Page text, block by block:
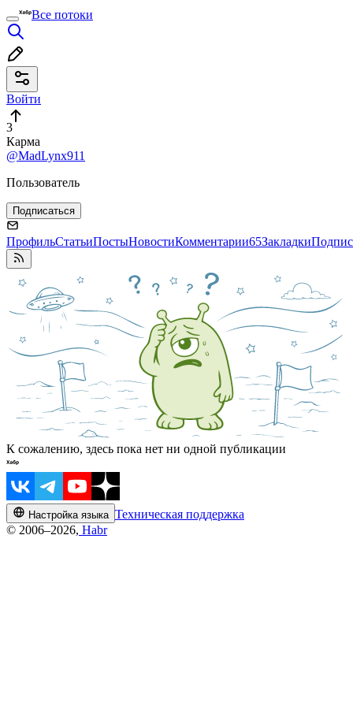
Все потоки
Войти
3
Карма
@MadLynx911
Пользователь
Подписаться
ПрофильСтатьиПостыНовостиКомментарии65Закладки
К сожалению, здесь пока нет ни одной публикации
Настройка языка Техническая поддержка
© 2006–2026, Habr